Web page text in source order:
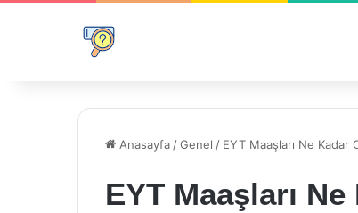
Anasayfa /Genel / EYT Maaşları Ne Kadar
EYT Maaşları